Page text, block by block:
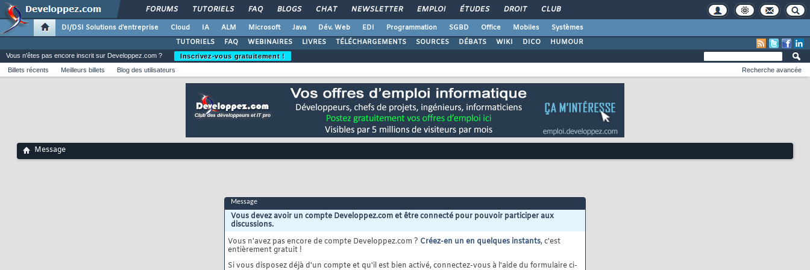
FORUMS TUTORIELS FAQ BLOGS CHAT NEWSLETTER EMPLOI ÉTUDES DROIT CLUB
DI/DSI Solutions d'entreprise Cloud IA ALM Microsoft Java Dév. Web EDI Programmation SGBD Office Mobiles
Systèmes
TUTORIELS
FAQ WEBINAIRES LIVRES TÉLÉCHARGEMENTS SOURCES DÉBATS WIKI DICO HUMOUR
Vous n'êtes pas encore inscrit sur Developpez.com ?
Inscrivez-vous gratuitement !
Billets récents
Meilleurs billets Blog des utilisateurs Recherche avancée
Message
Message
Vous devez avoir un compte Developpez.com et être connecté pour pouvoir participer aux
discussions.
Vous n'avez pas encore de compte Developpez.com ? Créez-en un en quelques instants, c'est
entièrement gratuit !
Si vous disposez déjà d'un compte et qu'il est bien activé, connectez-vous à l'aide du formulaire ci-